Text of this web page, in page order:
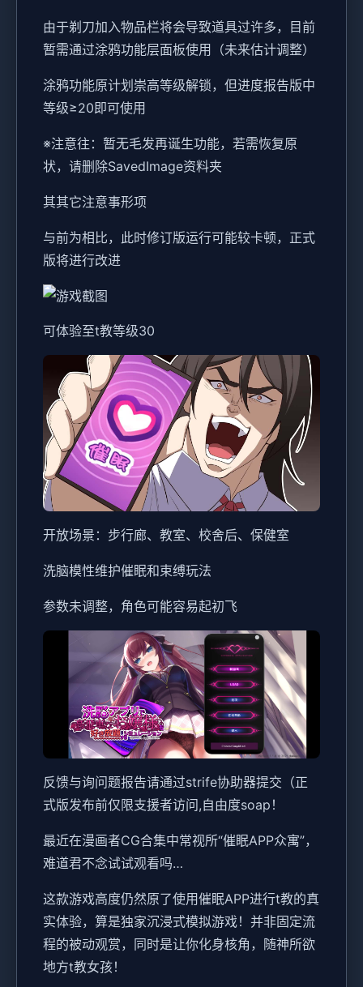
由于剃刀加入物品栏将会导致道具过许多，目前
暂需通过涂鸦功能层面板使用（未来估计调整）
涂鸦功能原计划崇高等级解锁，但进度报告版中
等级≥20即可使用
※注意往 ：暂无毛发再诞生功能，若需恢复原
状，请删除SavedImage资料夹
其其它注意事形项
与前为相比，此时修订版运行可能较卡顿，正式
版将进行改进
可体验至t教等级30
开放场景：步行廊、教室、校舍后、保健室
洗脑模性维护催眠和束缚玩法
参数未调整，角色可能容易起初飞
反馈与询问题报告请通过strife协助器提交（正
式版发布前仅限支援者访问,自由度soap！
最近在漫画者CG合集中常视所“催眠APP众寓”，
难道君不念试试观看吗…
这款游戏高度仍然原了使用催眠APP进行t教的真
实体验，算是独家沉浸式模拟游戏！并非固定流
程的被动观赏，同时是让你化身核角，随神所欲
地方t教女孩！